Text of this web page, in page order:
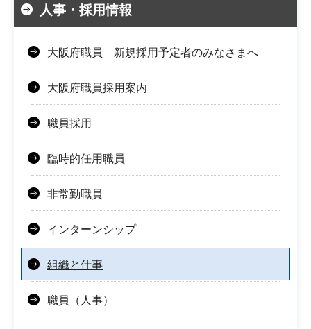
人事・採用情報
大阪府職員 新規採用予定者のみなさまへ
大阪府職員採用案内
職員採用
臨時的任用職員
非常勤職員
インターンシップ
組織と仕事
職員（人事）